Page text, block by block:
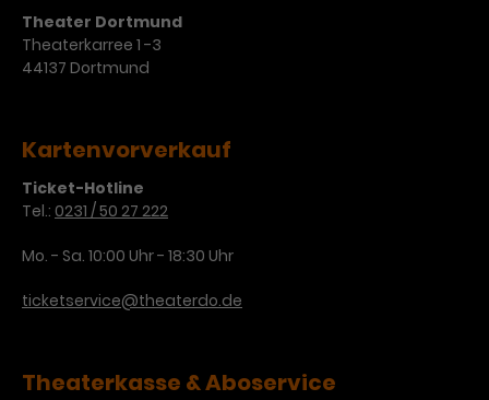
Theater Dortmund
Theaterkarree 1 -3
44137 Dortmund
Kartenvorverkauf
Ticket-Hotline
Tel.: 0231 / 50 27 222
Mo. - Sa. 10:00 Uhr - 18:30 Uhr
ticketservice@theaterdo.de
Theaterkasse & Aboservice